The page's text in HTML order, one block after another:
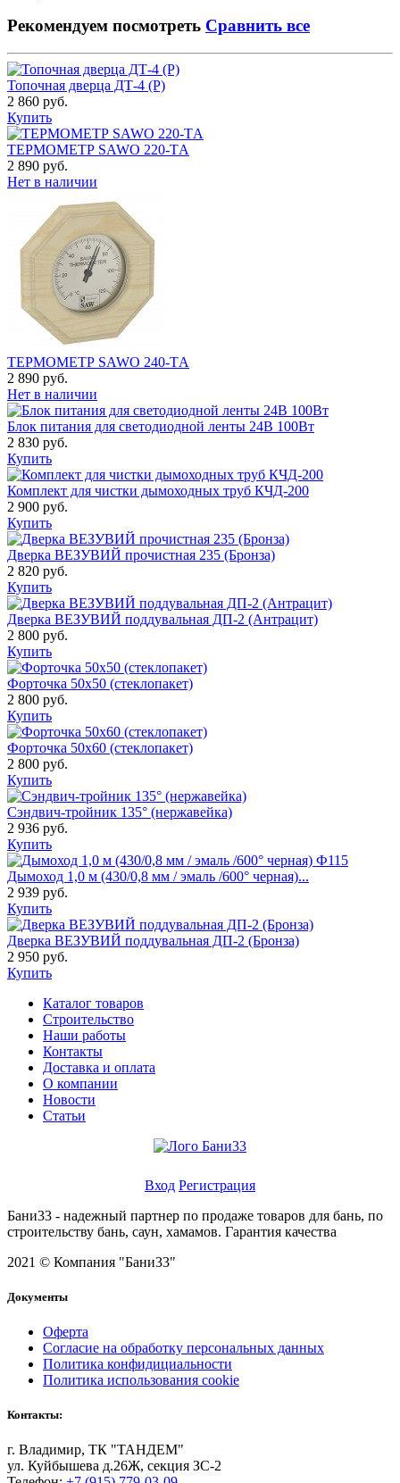
Рекомендуем посмотреть Сравнить все
Топочная дверца ДТ-4 (Р)
2 860 руб.
Купить
ТЕРМОМЕТР SAWO 220-ТA
2 890 руб.
Нет в наличии
ТЕРМОМЕТР SAWO 240-ТA
2 890 руб.
Нет в наличии
Блок питания для светодиодной ленты 24В 100Вт
2 830 руб.
Купить
Комплект для чистки дымоходных труб КЧД-200
2 900 руб.
Купить
Дверка ВЕЗУВИЙ прочистная 235 (Бронза)
2 820 руб.
Купить
Дверка ВЕЗУВИЙ поддувальная ДП-2 (Антрацит)
2 800 руб.
Купить
Форточка 50х50 (стеклопакет)
2 800 руб.
Купить
Форточка 50х60 (стеклопакет)
2 800 руб.
Купить
Сэндвич-тройник 135° (нержавейка)
2 936 руб.
Купить
Дымоход 1,0 м (430/0,8 мм / эмаль /600° черная)...
2 939 руб.
Купить
Дверка ВЕЗУВИЙ поддувальная ДП-2 (Бронза)
2 950 руб.
Купить
Каталог товаров
Строительство
Наши работы
Контакты
Доставка и оплата
О компании
Новости
Статьи
Вход Регистрация
Бани33 - надежный партнер по продаже товаров для бань, по
строительству бань, саун, хамамов. Гарантия качества
2021 © Компания "Бани33"
Документы
Оферта
Согласие на обработку персональных данных
Политика конфидициальности
Политика использования cookie
Контакты:
г. Владимир, ТК "ТАНДЕМ"
ул. Куйбышева д.26Ж, секция ЗС-2